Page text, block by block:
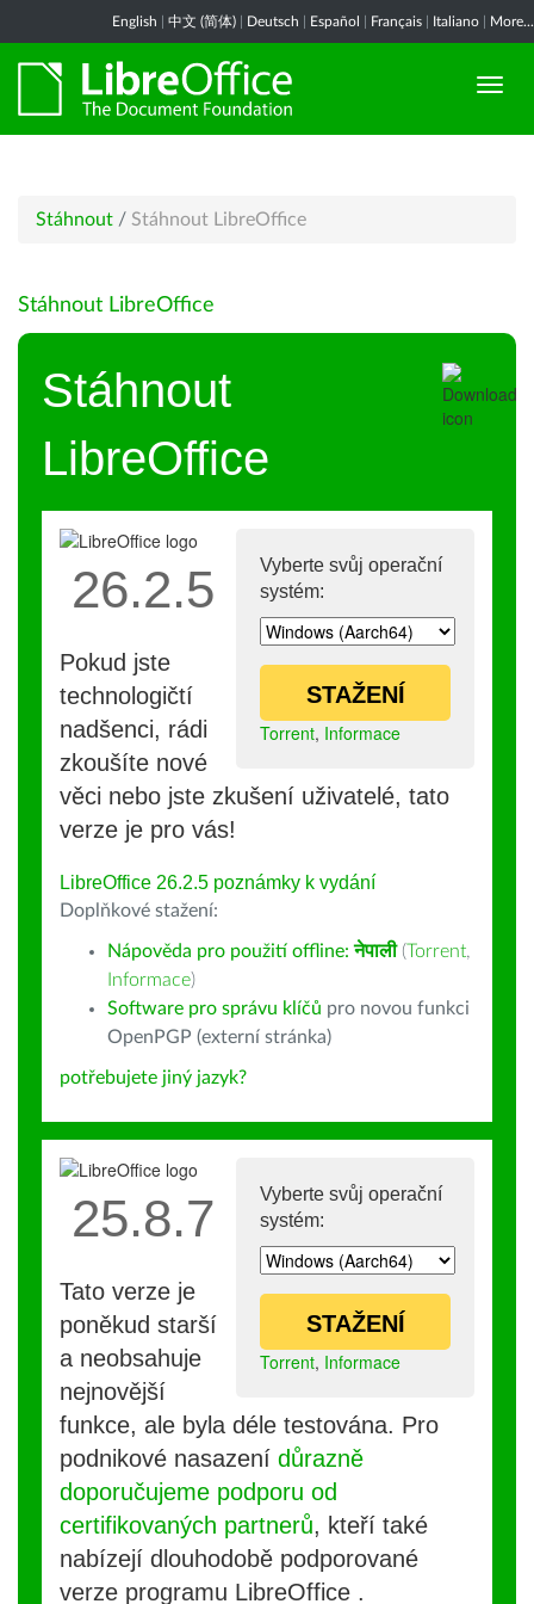
English 中文 (简体) Deutsch Español Français Italiano More...
Stáhnout / Stáhnout LibreOffice
Stáhnout LibreOffice
Stáhnout
LibreOffice
Vyberte svůj operační
systém:
STAŽENÍ
Torrent, Informace
26.2.5
Pokud jste
technologičtí
nadšenci, rádi
zkoušíte nové
věci nebo jste zkušení uživatelé, tato
verze je pro vás!
LibreOffice 26.2.5 poznámky k vydání
Doplňkové stažení:
Nápověda pro použití offline:नेपाली (Torrent,
Informace)
Software pro správu klíčů pro novou funkci
OpenPGP (externí stránka)
potřebujete jiný jazyk?
Vyberte svůj operační
systém:
STAŽENÍ
Torrent, Informace
25.8.7
Tato verze je
poněkud starší
a neobsahuje
nejnovější
funkce, ale byla déle testována. Pro
podnikové nasazení důrazně
doporučujeme podporu od
certifikovaných partnerů, kteří také
nabízejí dlouhodobě podporované
verze programu LibreOffice .